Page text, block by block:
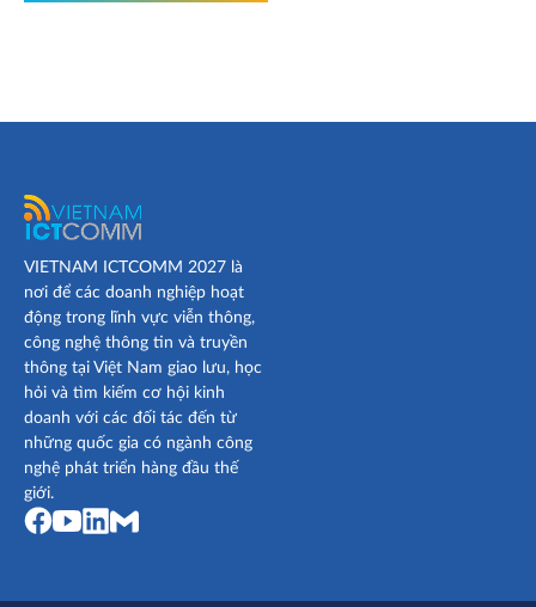
VIETNAM ICTCOMM 2027 là
nơi để các doanh nghiệp hoạt
động trong lĩnh vực viễn thông,
công nghệ thông tin và truyền
thông tại Việt Nam giao lưu, học
hỏi và tìm kiếm cơ hội kinh
doanh với các đối tác đến từ
những quốc gia có ngành công
nghệ phát triển hàng đầu thế
giới.